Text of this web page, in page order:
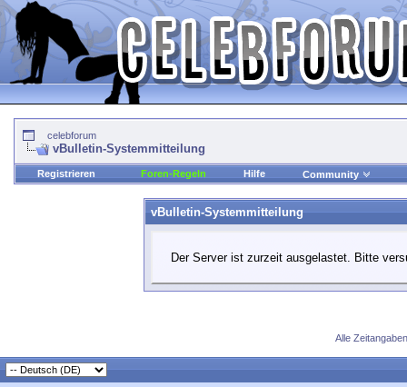
celebforum
vBulletin-Systemmitteilung
Registrieren Foren-Regeln Hilfe Community
vBulletin-Systemmitteilung
Der Server ist zurzeit ausgelastet. Bitte
Alle